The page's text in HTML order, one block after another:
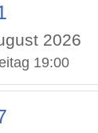
2026
19:00